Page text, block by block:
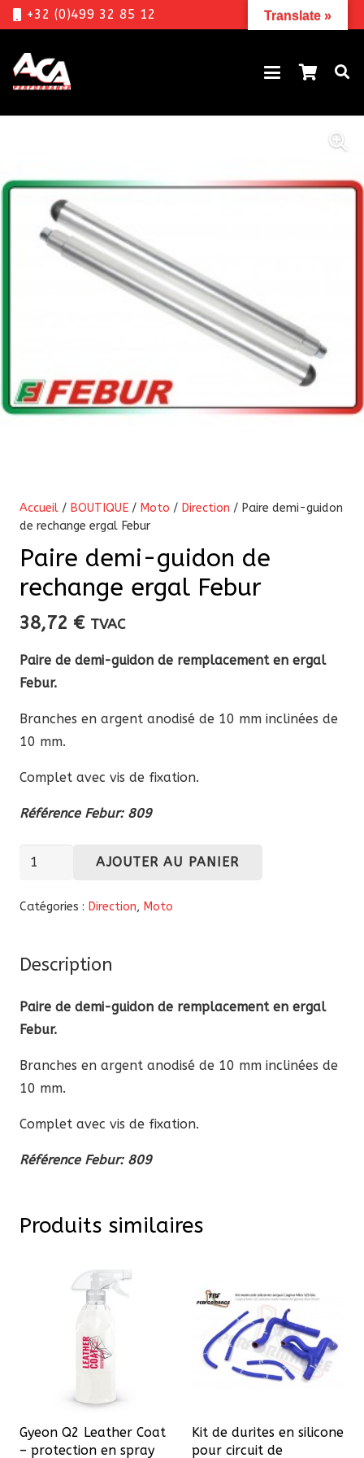
+32 (0)499 32 85 12
Accueil / BOUTIQUE / Moto / Direction / Paire demi-guidon
de rechange ergal Febur
Paire demi-guidon de
rechange ergal Febur
38,72 € TVAC
Paire de demi-guidon de remplacement en ergal
Febur.
Branches en argent anodisé de 10 mm inclinées de
10 mm.
Complet avec vis de fixation.
Référence Febur: 809
quantité
Paire
de
ergal
Febur
AJOUTER AU PANIER
Catégories : Direction, Moto
Description
Paire de demi-guidon de remplacement en ergal
Febur.
Branches en argent anodisé de 10 mm inclinées de
10 mm.
Complet avec vis de fixation.
Référence Febur: 809
Produits similaires
Gyeon Q2 Leather Coat
– protection en spray
Kit de durites en silicone
pour circuit de
Translate »